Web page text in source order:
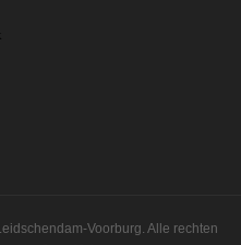
Voorburg. Alle rechten